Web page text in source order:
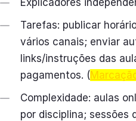
Tarefas: publicar
vários canais; enviar
links/instruções das
pagamentos. (
Complexidade: aulas
por disciplina; sessões